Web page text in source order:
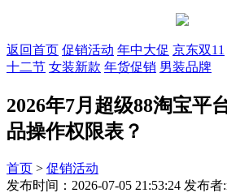
返回首页 促销活动 年中大促 京东双11
十二节 女装新款 年货促销 男装品牌
2026年7月超级88淘宝平
品操作权限表？
首页 > 促销活动
发布时间：2026-07-05 21:53:24 发布者